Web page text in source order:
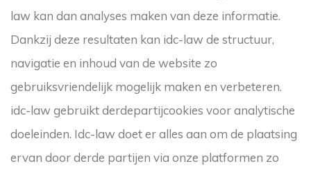
law kan dan analyses maken van deze informatie.
Dankzij deze resultaten kan idc-law de structuur,
navigatie en inhoud van de website zo
gebruiksvriendelijk mogelijk maken en verbeteren.
idc-law gebruikt derdepartijcookies voor analytische
doeleinden. Idc-law doet er alles aan om de plaatsing
ervan door derde partijen via onze platformen zo